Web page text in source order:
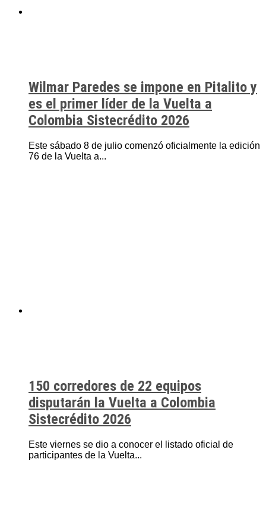
Wilmar Paredes se impone en Pitalito y
es el primer líder de la Vuelta a
Colombia Sistecrédito 2026
Este sábado 8 de julio comenzó oficialmente la edición
76 de la Vuelta a...
150 corredores de 22 equipos
disputarán la Vuelta a Colombia
Sistecrédito 2026
Este viernes se dio a conocer el listado oficial de
participantes de la Vuelta...